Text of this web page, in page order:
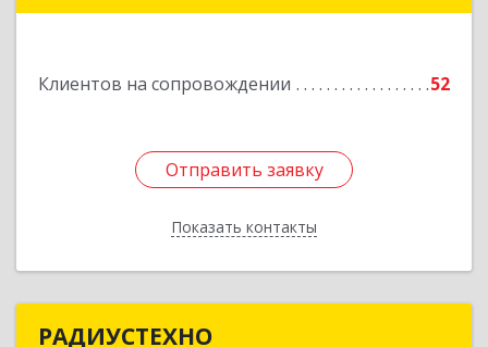
Клиентов на сопровождении 52
Отправить заявку
Показать контакты
Подробнее
Отправить заявку
Назад
РАДИУСТЕХНО